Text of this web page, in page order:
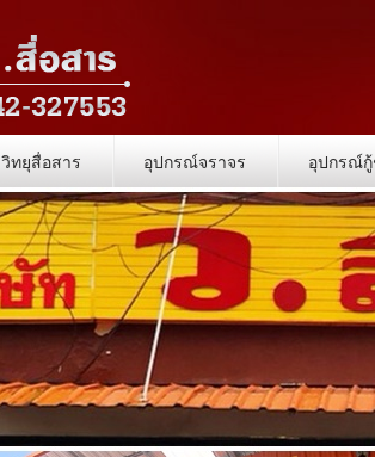
วิทยุสื่อสาร อุปกรณ์จราจร อุปกรณ์